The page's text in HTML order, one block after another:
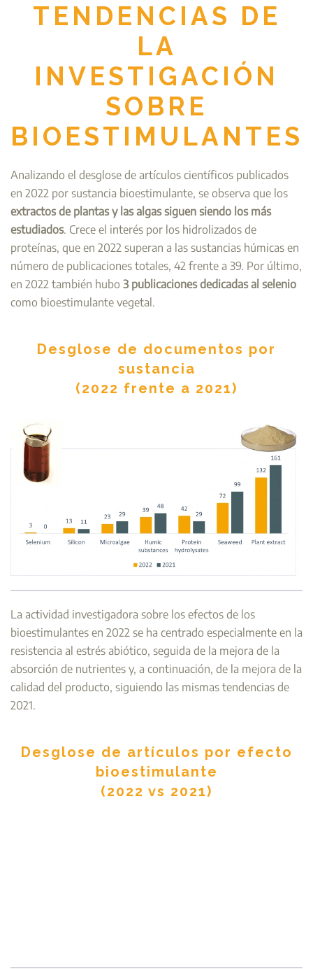
TENDENCIAS DE
LA
INVESTIGACIÓN
SOBRE
BIOESTIMULANTES
Analizando el desglose de artículos científicos publicados
en 2022 por sustancia bioestimulante, se observa que los
extractos de plantas y las algas siguen siendo los más
estudiados. Crece el interés por los hidrolizados de
proteínas, que en 2022 superan a las sustancias húmicas en
número de publicaciones totales, 42 frente a 39. Por último,
en 2022 también hubo 3 publicaciones dedicadas al selenio
como bioestimulante vegetal.
Desglose de documentos por
sustancia
(2022 frente a 2021)
La actividad investigadora sobre los efectos de los
bioestimulantes en 2022 se ha centrado especialmente en la
resistencia al estrés abiótico, seguida de la mejora de la
absorción de nutrientes y, a continuación, de la mejora de la
calidad del producto, siguiendo las mismas tendencias de
2021.
Desglose de artículos por efecto
bioestimulante
(2022 vs 2021)